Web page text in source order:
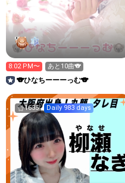
8:02 PM〜 あと10曲🐨
🐨ひなちーーーっむ‎🐨
1635 Daily 983 days